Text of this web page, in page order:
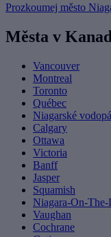
Prozkoumej město
Města v
Vancouver
Montreal
Toronto
Québec
Niagarské
Calgary
Ottawa
Victoria
Banff
Jasper
Squamish
Niagara-On-The-
Vaughan
Cochrane